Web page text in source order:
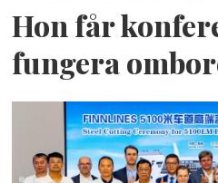
Hon får
fungera